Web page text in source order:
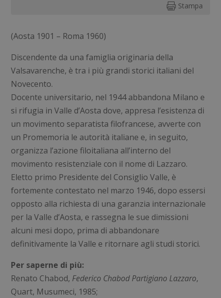
 Stampa
(Aosta 1901 – Roma 1960)
Discendente da una famiglia originaria della
Valsavarenche, è tra i più grandi storici italiani del
Novecento.
Docente universitario, nel 1944 abbandona Milano e
si rifugia in Valle d’Aosta dove, appresa l’esistenza di
un movimento separatista filofrancese, avverte con
un Promemoria le autorità italiane e, in seguito,
organizza l’azione filoitaliana all’interno del
movimento resistenziale con il nome di Lazzaro.
Eletto primo Presidente del Consiglio Valle, è
fortemente contestato nel marzo 1946, dopo essersi
opposto alla richiesta di una garanzia internazionale
per la Valle d’Aosta, e rassegna le sue dimissioni
alcuni mesi dopo, prima di abbandonare
definitivamente la Valle e ritornare agli studi storici.
Per saperne di più:
Renato Chabod, Federico Chabod Partigiano Lazzaro,
Quart, Musumeci, 1985;